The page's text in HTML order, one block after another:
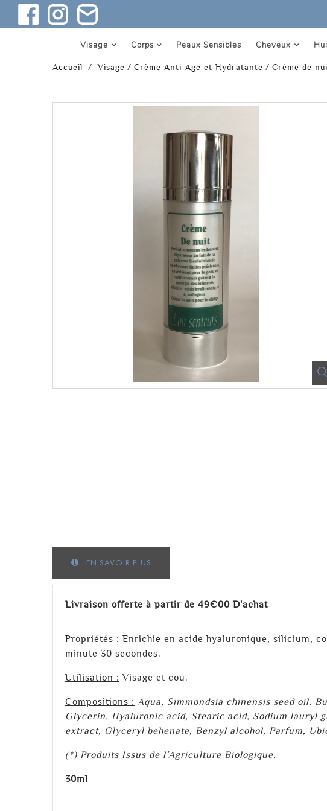
Visage Corps Peaux Sensibles Cheveux
Accueil / Visage / Crème Anti-Age et Hydratante / Crème de
EN SAVOIR PLUS
Livraison offerte à partir de 49€00 D'achat
Propriétés : Enrichie en acide hyaluronique, silicium,
minute 30 secondes.
Utilisation : Visage et cou.
Compositions : Aqua, Simmondsia chinensis seed oil,
Glycerin, Hyaluronic acid, Stearic acid, Sodium lauryl
extract, Glyceryl behenate, Benzyl alcohol, Parfum,
(*) Produits Issus de l’Agriculture Biologique.
30ml